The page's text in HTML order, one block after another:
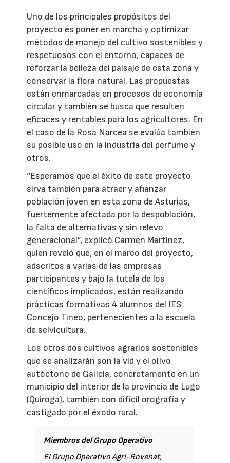
Uno de los principales propósitos del
proyecto es poner en marcha y optimizar
métodos de manejo del cultivo sostenibles y
respetuosos con el entorno, capaces de
reforzar la belleza del paisaje de esta zona y
conservar la flora natural. Las propuestas
están enmarcadas en procesos de economía
circular y también se busca que resulten
eficaces y rentables para los agricultores. En
el caso de la Rosa Narcea se evalúa también
su posible uso en la industria del perfume y
otros.
“Esperamos que el éxito de este proyecto
sirva también para atraer y afianzar
población joven en esta zona de Asturias,
fuertemente afectada por la despoblación,
la falta de alternativas y sin relevo
generacional”, explicó Carmen Martínez,
quien reveló que, en el marco del proyecto,
adscritos a varias de las empresas
participantes y bajo la tutela de los
científicos implicados, están realizando
prácticas formativas 4 alumnos del IES
Concejo Tineo, pertenecientes a la escuela
de selvicultura.
Los otros dos cultivos agrarios sostenibles
que se analizarán son la vid y el olivo
autóctono de Galicia, concretamente en un
municipio del interior de la provincia de Lugo
(Quiroga), también con difícil orografía y
castigado por el éxodo rural.
Miembros del Grupo Operativo
El Grupo Operativo Agri-Rovenat,